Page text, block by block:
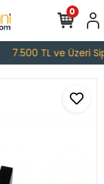
7.500 TL ve Üzeri
0